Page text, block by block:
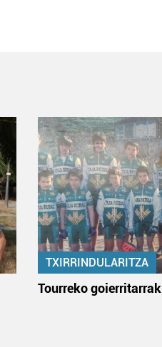
TXIRRINDULARITZA
Tourreko goierritarrak